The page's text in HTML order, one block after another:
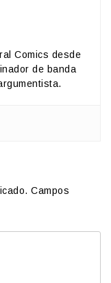
Comics desde
de banda
Campos